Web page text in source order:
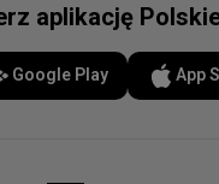
aplikację
Google Play App